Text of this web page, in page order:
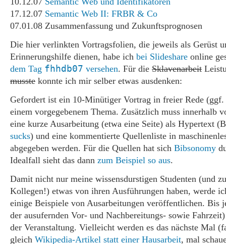
17.12.07 Semantic Web II: FRBR & Co
07.01.08 Zusammenfassung und Zukunftsprognosen
Die hier verlinkten Vortragsfolien, die jeweils als Gerüst
Erinnerungshilfe dienen, habe ich bei Slideshare online
dem Tag fhhdb07 versehen. Für die Sklavenarbeit
musste konnte ich mir selber etwas ausdenken:
Gefordert ist ein 10-Minütiger Vortrag in freier Rede
einem vorgegebenem Thema. Zusätzlich muss innerhalb
eine kurze Ausarbeitung (etwa eine Seite) als Hypertext
sucks) und eine kommentierte Quellenliste in
abgegeben werden. Für die Quellen hat sich Bibsonomy
Idealfall sieht das dann zum Beispiel so aus.
Damit nicht nur meine wissensdurstigen Studenten (und
Kollegen!) etwas von ihren Ausführungen haben, werde
einige Beispiele von Ausarbeitungen veröffentlichen. Bis
der ausufernden Vor- und Nachbereitungs- sowie
der Veranstaltung. Vielleicht werden es das nächste Mal
gleich Wikipedia-Artikel statt einer Hausarbeit, mal